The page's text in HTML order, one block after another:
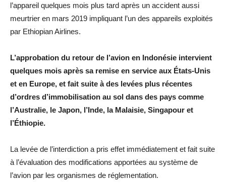
l’appareil quelques mois plus tard après un accident aussi
meurtrier en mars 2019 impliquant l’un des appareils exploités
par Ethiopian Airlines.
L’approbation du retour de l’avion en Indonésie intervient
quelques mois après sa remise en service aux États-Unis
et en Europe, et fait suite à des levées plus récentes
d’ordres d’immobilisation au sol dans des pays comme
l’Australie, le Japon, l’Inde, la Malaisie, Singapour et
l’Éthiopie.
La levée de l’interdiction a pris effet immédiatement et fait suite
à l’évaluation des modifications apportées au système de
l’avion par les organismes de réglementation.